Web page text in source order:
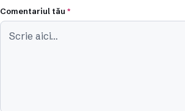
Comentariul tău *